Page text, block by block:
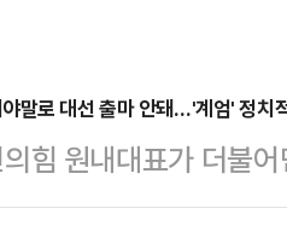
말로 대선 출마 안돼…'계엄' 정치
힘 원내대표가 더불
느냐고 비난한데 대